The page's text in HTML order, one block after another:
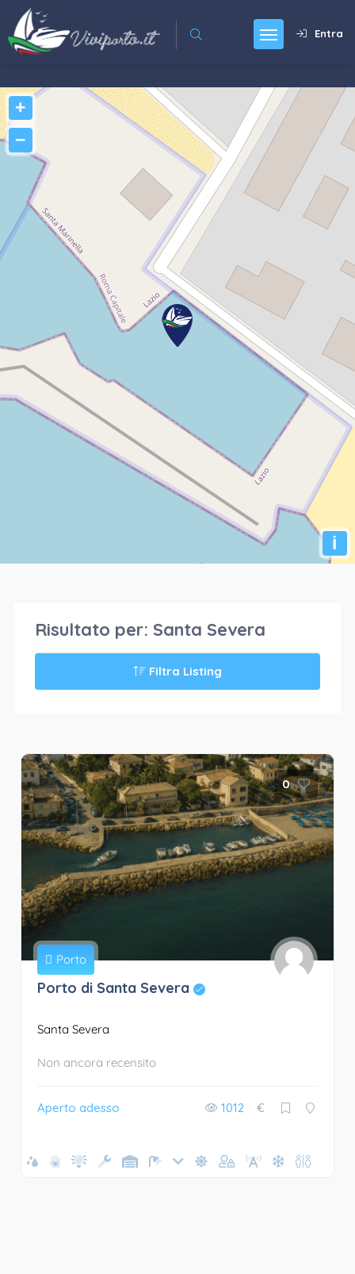
Entra
+
−
i
Risultato per: Santa Severa
Filtra Listing
0
Porto
Porto di Santa Severa
Santa Severa
Non ancora recensito
Aperto adesso 1012 €